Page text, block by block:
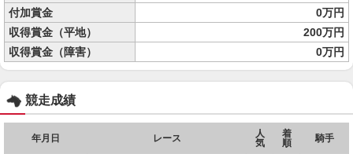
付加賞金
0万円
収得賞金（平地）
200万円
収得賞金（障害）
0万円
競走成績
年月日 レース
人
気
着
順
騎手